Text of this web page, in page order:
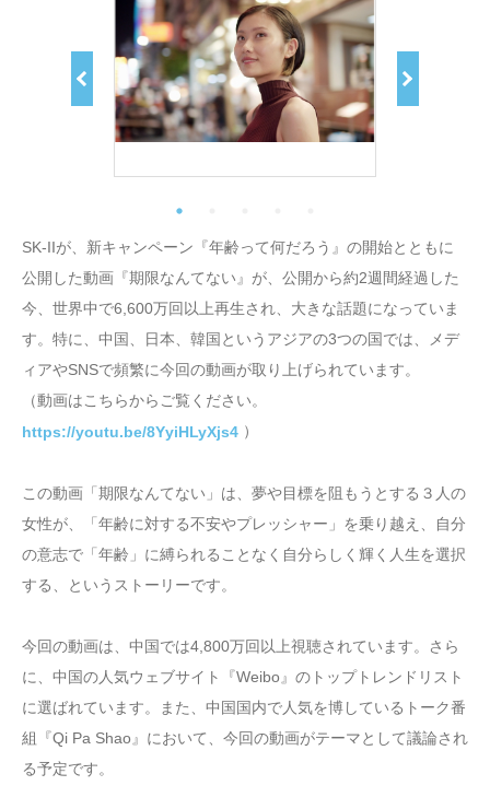
SK-IIが、新キャンペーン『年齢って何だろう』の開始とともに
公開した動画『期限なんてない』が、公開から約2週間経過した
今、世界中で6,600万回以上再生され、大きな話題になっていま
す。特に、中国、日本、韓国というアジアの3つの国では、メデ
ィアやSNSで頻繁に今回の動画が取り上げられています。
（動画はこちらからご覧ください。
https://youtu.be/8YyiHLyXjs4 ）
この動画「期限なんてない」は、夢や目標を阻もうとする３人の
女性が、「年齢に対する不安やプレッシャー」を乗り越え、自分
の意志で「年齢」に縛られることなく自分らしく輝く人生を選択
する、というストーリーです。
今回の動画は、中国では4,800万回以上視聴されています。さら
に、中国の人気ウェブサイト『Weibo』のトップトレンドリスト
に選ばれています。また、中国国内で人気を博しているトーク番
組『Qi Pa Shao』において、今回の動画がテーマとして議論され
る予定です。